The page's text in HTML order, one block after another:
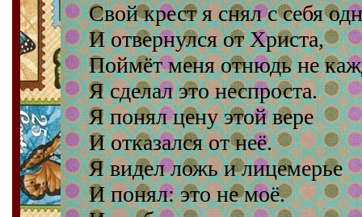
Свой крест я снял с себя
И отвернулся от Христа,
Поймёт меня отнюдь не
Я сделал это неспроста.
Я понял цену этой вере
И отказался от неё.
Я видел ложь и лицемерье
И понял: это не моё.